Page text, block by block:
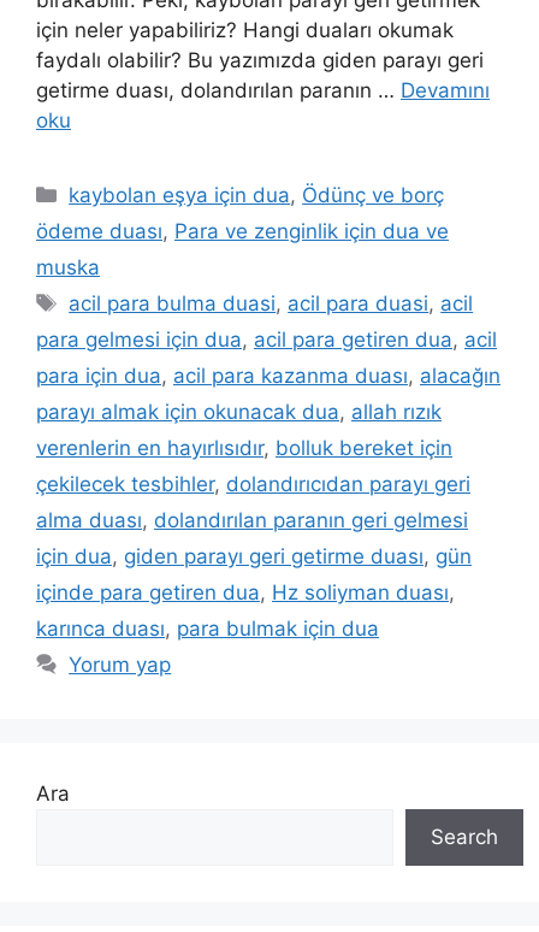
için neler yapabiliriz? Hangi duaları okumak
faydalı olabilir? Bu yazımızda giden parayı geri
getirme duası, dolandırılan paranın … Devamını
oku
kaybolan eşya için dua, Ödünç ve borç
ödeme duası, Para ve zenginlik için dua ve
muska
acil para bulma duasi, acil para duasi, acil
para gelmesi için dua, acil para getiren dua, acil
para için dua, acil para kazanma duası, alacağın
parayı almak için okunacak dua, allah rızık
verenlerin en hayırlısıdır, bolluk bereket için
çekilecek tesbihler, dolandırıcıdan parayı geri
alma duası, dolandırılan paranın geri gelmesi
için dua, giden parayı geri getirme duası, gün
içinde para getiren dua, Hz soliyman duası,
karınca duası, para bulmak için dua
Yorum yap
Ara
Search